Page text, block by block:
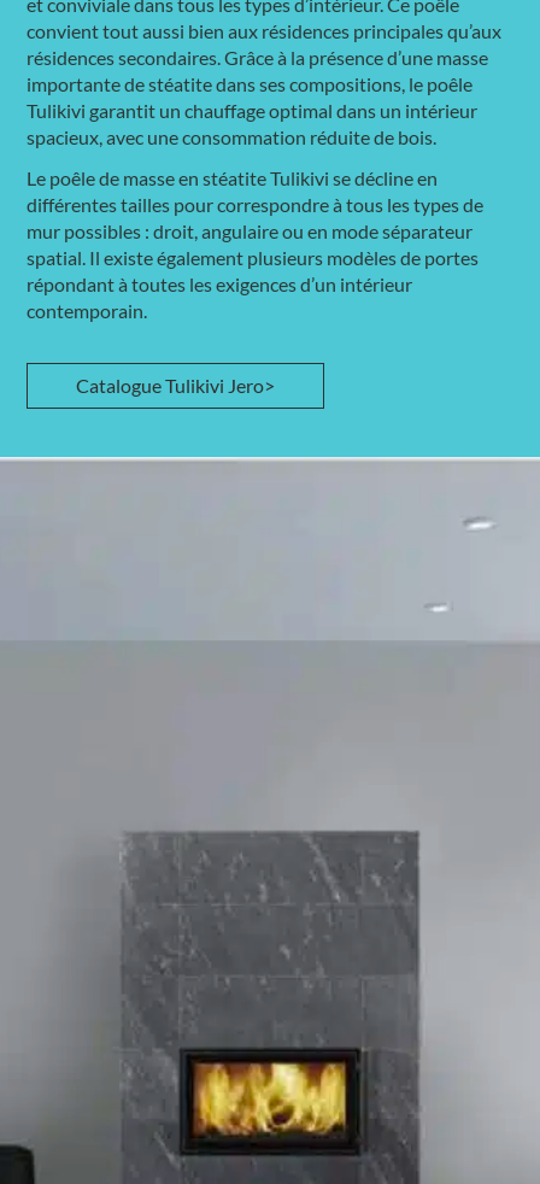
et conviviale dans tous les types d’intérieur. Ce poêle
convient tout aussi bien aux résidences principales qu’aux
résidences secondaires. Grâce à la présence d’une masse
importante de stéatite dans ses compositions, le poêle
Tulikivi garantit un chauffage optimal dans un intérieur
spacieux, avec une consommation réduite de bois.
Le poêle de masse en stéatite Tulikivi se décline en
différentes tailles pour correspondre à tous les types de
mur possibles : droit, angulaire ou en mode séparateur
spatial. Il existe également plusieurs modèles de portes
répondant à toutes les exigences d’un intérieur
contemporain.
Catalogue Tulikivi Jero